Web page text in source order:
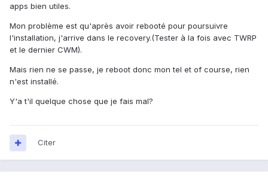
apps bien utiles.
Mon problème est qu'après avoir rebooté pour poursuivre
l'installation, j'arrive dans le recovery.(Tester à la fois avec TWRP
et le dernier CWM).
Mais rien ne se passe, je reboot donc mon tel et of course, rien
n'est installé.
Y'a t'il quelque chose que je fais mal?
Citer